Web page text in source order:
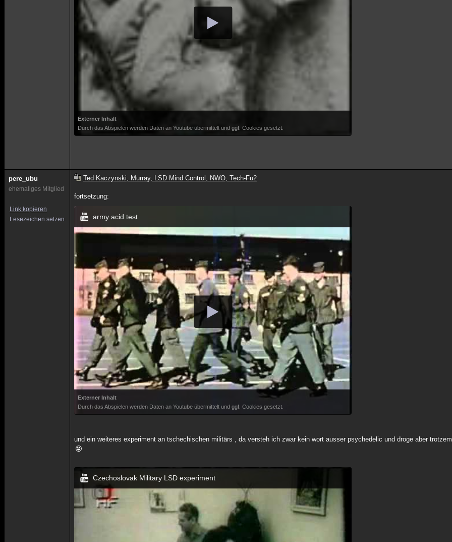
Externer Inhalt
Durch das Abspielen werden Daten an Youtube übermittelt und ggf. Cookies gesetzt.
pere_ubu
ehemaliges Mitglied
Link kopieren
Lesezeichen setzen
Ted Kaczynski, Murray, LSD Mind Control, NWO, Tech-Fu2
fortsetzung:
army acid test
Externer Inhalt
Durch das Abspielen werden Daten an Youtube übermittelt und ggf. Cookies gesetzt.
und ein weiteres experiment an tschechischen militärs , da versteh ich zwar kein wort ausser psychedelic und droge aber
Czechoslovak Military LSD experiment